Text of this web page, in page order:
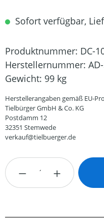
Sofort verfügbar,
Produktnummer: DC-
Herstellernummer:
Gewicht: 99 kg
Herstellerangaben gemäß EU-
Tielbürger GmbH & Co. KG
Postdamm 12
32351 Stemwede
verkauf@tielbuerger.de
Produkt Anzahl: